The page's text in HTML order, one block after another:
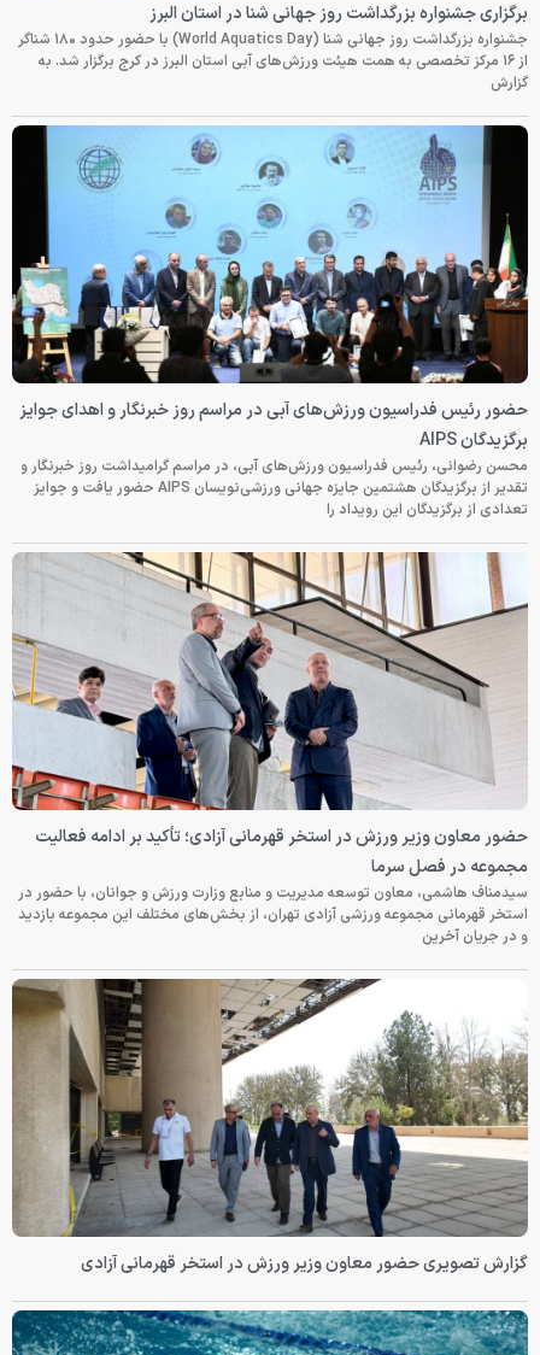
برگزاری جشنواره بزرگداشت روز جهانی شنا در استان البرز
جشنواره بزرگداشت روز جهانی شنا (World Aquatics Day) با حضور حدود ۱۸۰ شناگر
از ۱۶ مرکز تخصصی به همت هیئت ورزش‌های آبی استان البرز در کرج برگزار شد. به
گزارش
حضور رئیس فدراسیون ورزش‌های آبی در مراسم روز خبرنگار و اهدای جوایز
برگزیدگان AIPS
محسن رضوانی، رئیس فدراسیون ورزش‌های آبی، در مراسم گرامیداشت روز خبرنگار و
تقدیر از برگزیدگان هشتمین جایزه جهانی ورزشی‌نویسان AIPS حضور یافت و جوایز
تعدادی از برگزیدگان این رویداد را
حضور معاون وزیر ورزش در استخر قهرمانی آزادی؛ تأکید بر ادامه فعالیت
مجموعه در فصل سرما
سیدمناف هاشمی، معاون توسعه مدیریت و منابع وزارت ورزش و جوانان، با حضور در
استخر قهرمانی مجموعه ورزشی آزادی تهران، از بخش‌های مختلف این مجموعه بازدید
و در جریان آخرین
گزارش تصویری حضور معاون وزیر ورزش در استخر قهرمانی آزادی